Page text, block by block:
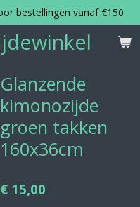
bestellingen vanaf €150
Glanzende
kimonozijde
groen takken
160x36cm
€ 15,00